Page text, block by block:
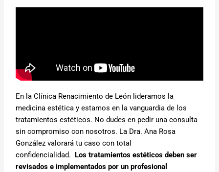
En la Clínica Renacimiento de León lideramos la
medicina estética y estamos en la vanguardia de los
tratamientos estéticos. No dudes en pedir una consulta
sin compromiso con nosotros. La Dra. Ana Rosa
González valorará tu caso con total
confidencialidad.
Los tratamientos estéticos deben ser
revisados e implementados por un profesional